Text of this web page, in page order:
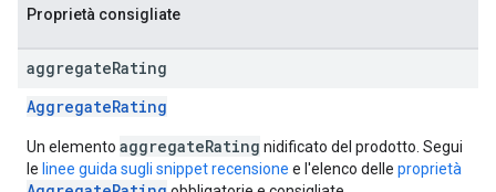
Proprietà consigliate
aggregateRating
AggregateRating
Un elemento aggregateRating nidificato del prodotto. Segui
le linee guida sugli snippet recensione e l'elenco delle proprietà